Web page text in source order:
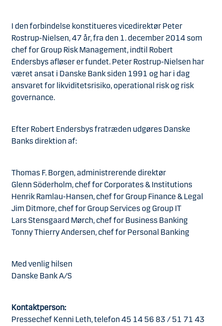
I den forbindelse konstitueres vicedirektør Peter
Rostrup-Nielsen, 47 år, fra den 1. december 2014 som
chef for Group Risk Management, indtil Robert
Endersbys afløser er fundet. Peter Rostrup-Nielsen har
været ansat i Danske Bank siden 1991 og har i dag
ansvaret for likviditetsrisiko, operational risk og risk
governance.
Efter Robert Endersbys fratræden udgøres Danske
Banks direktion af:
Thomas F. Borgen, administrerende direktør
Glenn Söderholm, chef for Corporates & Institutions
Henrik Ramlau-Hansen, chef for Group Finance & Legal
Jim Ditmore, chef for Group Services og Group IT
Lars Stensgaard Mørch, chef for Business Banking
Tonny Thierry Andersen, chef for Personal Banking
Med venlig hilsen
Danske Bank A/S
Kontaktperson:
Pressechef Kenni Leth, telefon 45 14 56 83 / 51 71 43